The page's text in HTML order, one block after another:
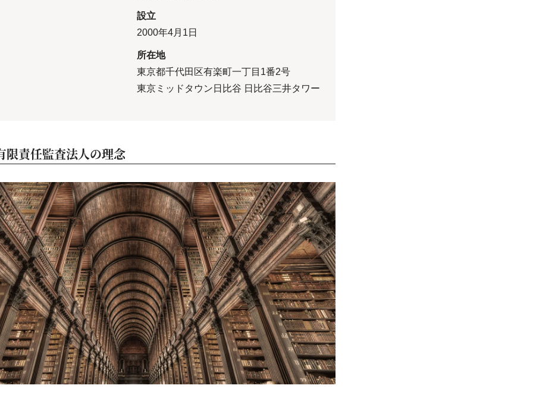
設立
2000年4月1日
所在地
東京都千代田区有楽町一丁目1番2号
東京ミッドタウン日比谷 日比谷三井タワー
限責任監査法人の理念